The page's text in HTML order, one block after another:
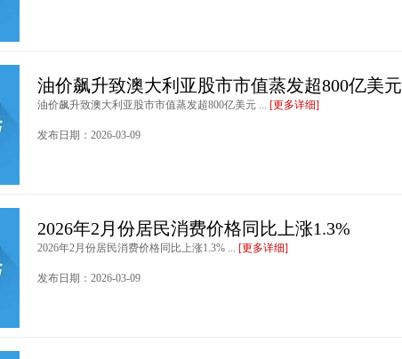
油价飙升致澳大利亚股市市值蒸发超800亿美元
油价飙升致澳大利亚股市市值蒸发超800亿美元 ... [更多详细]
发布日期：2026-03-09
2026年2月份居民消费价格同比上涨1.3%
2026年2月份居民消费价格同比上涨1.3% ... [更多详细]
发布日期：2026-03-09